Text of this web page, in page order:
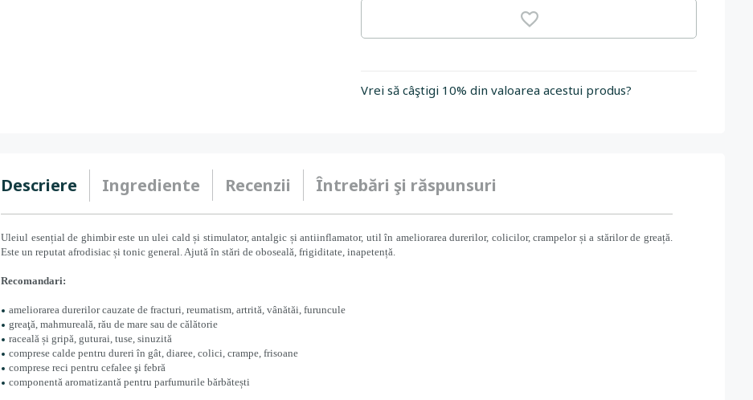
Vrei să câştigi 10% din valoarea acestui produs?
Descriere Ingrediente Recenzii Întrebări şi răspunsuri
Uleiul esențial de ghimbir este un ulei cald și stimulator, antalgic și antiinflamator, util în ameliorarea durerilor, colicilor, crampelor și a stărilor de greață.
Este un reputat afrodisiac și tonic general. Ajută în stări de oboseală, frigiditate, inapetență.
Recomandari:
ameliorarea durerilor cauzate de fracturi, reumatism, artrită, vânătăi, furuncule
greaţă, mahmureală, rău de mare sau de călătorie
raceală și gripă, guturai, tuse, sinuzită
comprese calde pentru dureri în gât, diaree, colici, crampe, frisoane
comprese reci pentru cefalee şi febră
componentă aromatizantă pentru parfumurile bărbătești